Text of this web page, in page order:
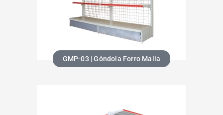
GMP-03 | Góndola Forro Malla